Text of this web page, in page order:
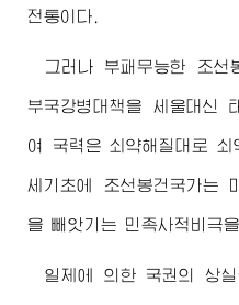
전통이다.
그러나 부패무능한 조선
부국강병대책을 세울대신
여 국력은 쇠약해질대로
세기초에 조선봉건국가는
을 빼앗기는 민족사적비극
일제에 의한 국권의 상